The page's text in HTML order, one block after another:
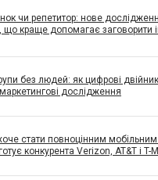
чи репетитор: нове
що краще допомагає заговорити
без людей: як цифрові
дослідження
стати повноцінним
конкурента Verizon, AT&T і T-